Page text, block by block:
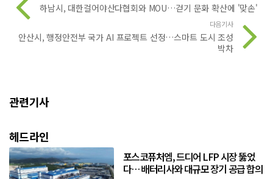
하남시, 대한걸어야산다협회와 MOU…걷기 문화 확산에 '맞손'
다음기사
안산시, 행정안전부 국가 AI 프로젝트 선정…스마트 도시 조성
박차
관련기사
헤드라인
포스코퓨처엠, 드디어 LFP 시장 뚫었
다… 배터리사와 대규모 장기 공급 합의